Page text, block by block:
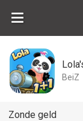
BeiZ
Zonde geld